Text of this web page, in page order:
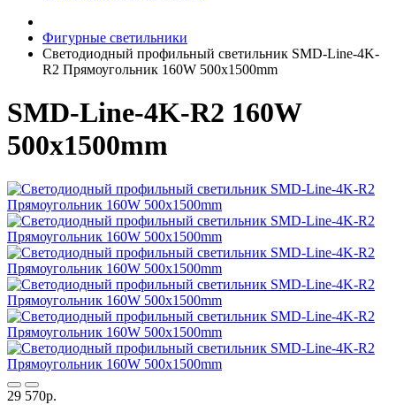
Фигурные светильники
Светодиодный профильный светильник SMD-Line-4K-
R2 Прямоугольник 160W 500х1500mm
SMD-Line-4K-R2 160W
500х1500mm
29 570р.